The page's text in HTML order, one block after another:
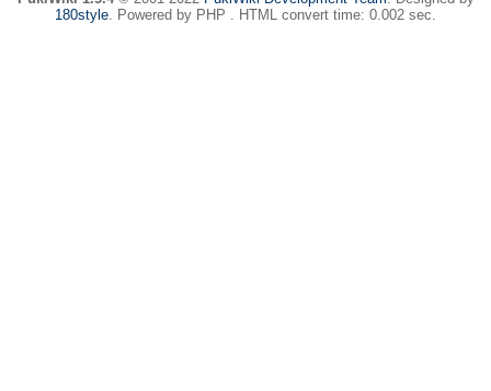
180style. Powered by PHP . HTML convert time: 0.002 sec.